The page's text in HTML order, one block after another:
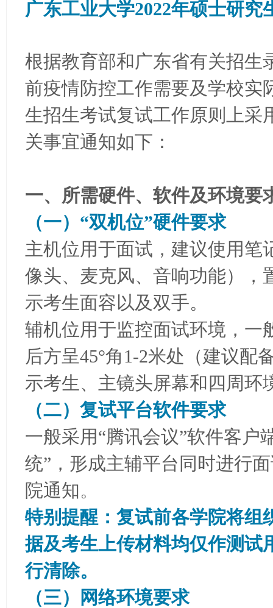
广东工业大学2022年硕士研究
根据教育部和广东省有关招生
前疫情防控工作需要及学校实
生招生考试复试工作原则上采
关事宜通知如下：
一、所需硬件、软件及环境要
（一）“双机位”硬件要求
主机位用于面试，建议使用笔
像头、麦克风、音响功能），
示考生面容以及双手。
辅机位用于监控面试环境，一
后方呈45°角1-2米处（建议配
示考生、主镜头屏幕和四周环
（二）复试平台软件要求
一般采用“腾讯会议”软件客户
统”，形成主辅平台同时进行
院通知。
特别提醒：复试前各学院将组
据及考生上传材料均仅作测试
行清除。
（三）
网络环境要求